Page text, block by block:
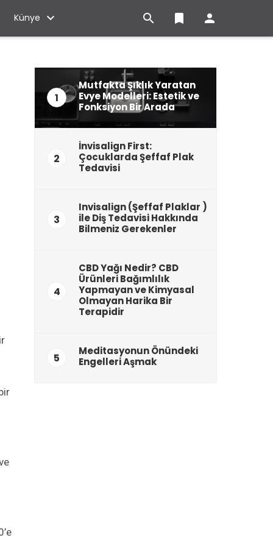
Künye  bookmark 
1
Mutfakta Şıklık Yaratan
Evye Modelleri: Estetik ve
Fonksiyon Bir Arada
2
İnvisalign First:
Çocuklarda Şeffaf Plak
Tedavisi
3
Invisalign (Şeffaf Plaklar )
ile Diş Tedavisi Hakkında
Bilmeniz Gerekenler
4
CBD Yağı Nedir? CBD
Ürünleri Bağımlılık
Yapmayan ve Kimyasal
Olmayan Harika Bir
Terapidir
5
Meditasyonun Önündeki
Engelleri Aşmak